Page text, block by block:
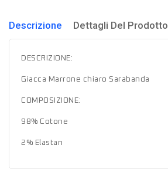
Descrizione Dettagli Del Prodotto
DESCRIZIONE:
Giacca Marrone chiaro Sarabanda
COMPOSIZIONE:
98% Cotone
2% Elastan